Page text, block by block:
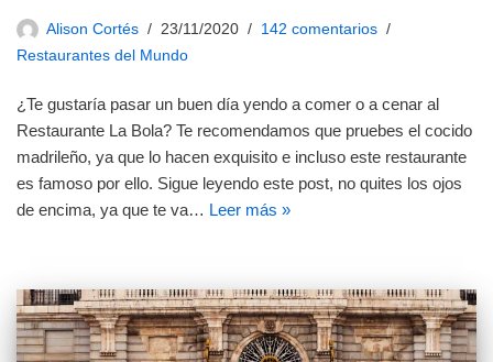
Alison Cortés 23/11/2020
142 comentarios
Restaurantes del Mundo
¿Te gustaría pasar un buen día yendo a comer o a cenar al
Restaurante La Bola? Te recomendamos que pruebes el cocido
madrileño, ya que lo hacen exquisito e incluso este restaurante
es famoso por ello. Sigue leyendo este post, no quites los ojos
de encima, ya que te va… Leer más »